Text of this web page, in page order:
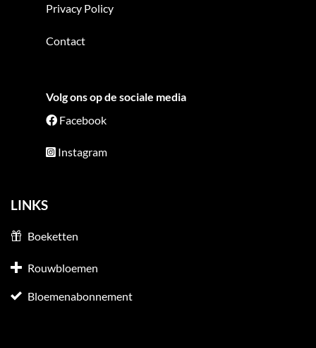
Privacy Policy
Contact
Volg ons op de sociale media
Facebook
Instagram
LINKS
Boeketten
Rouwbloemen
Bloemenabonnement